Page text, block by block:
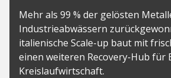
Mehr als 99 % der gelösten
Industrieabwässern
italienische Scale-up baut mit
einen weiteren Recovery-Hub für
Kreislaufwirtschaft.